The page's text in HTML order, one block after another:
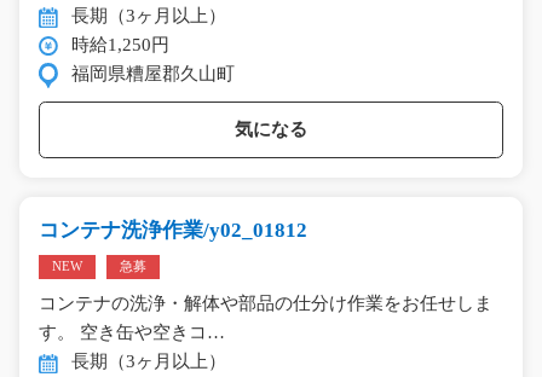
長期（3ヶ月以上）
時給1,250円
福岡県糟屋郡久山町
気になる
コンテナ洗浄作業/y02_01812
NEW 急募
コンテナの洗浄・解体や部品の仕分け作業をお任せしま
す。 空き缶や空きコ…
長期（3ヶ月以上）